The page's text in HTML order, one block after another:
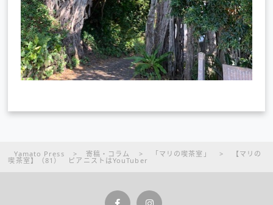
Yamato Press > 寄稿・コラム > 「マリの喫茶室」 > 【マリの
喫茶室】（81） ピアニストはYouTuber